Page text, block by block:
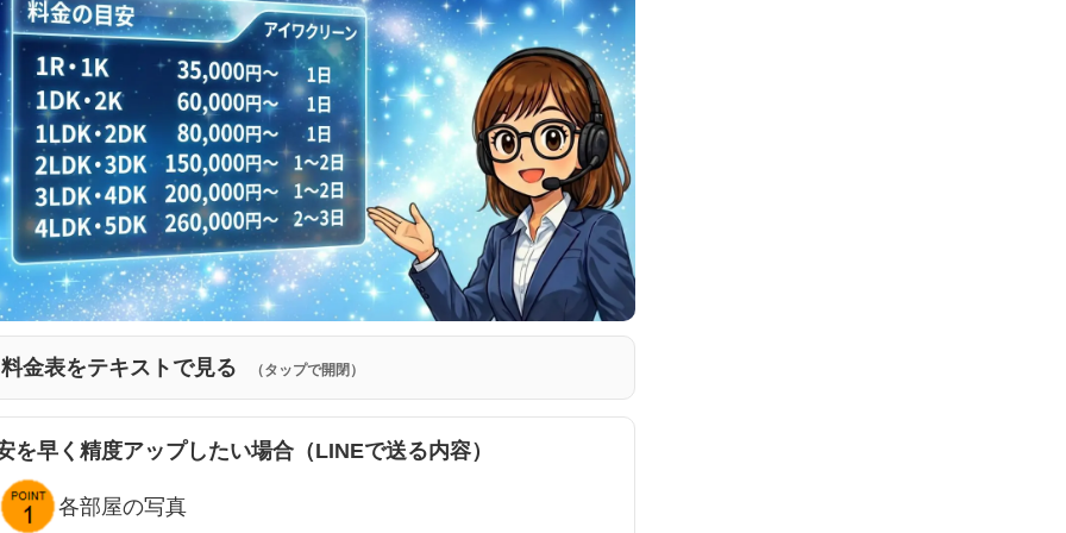
金表をテキストで見る （タップで開閉）
を早く精度アップしたい場合（LINEで送る内容）
各部屋の写真